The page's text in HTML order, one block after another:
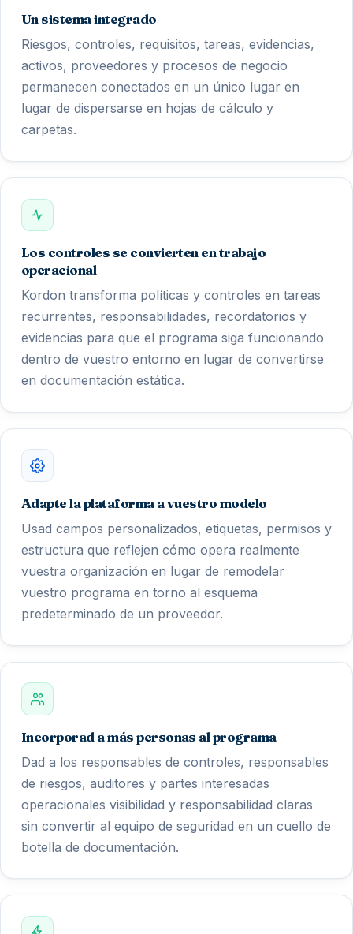
Un sistema integrado
Riesgos, controles, requisitos, tareas, evidencias,
activos, proveedores y procesos de negocio
permanecen conectados en un único lugar en
lugar de dispersarse en hojas de cálculo y
carpetas.
Los controles se convierten en trabajo
operacional
Kordon transforma políticas y controles en tareas
recurrentes, responsabilidades, recordatorios y
evidencias para que el programa siga funcionando
dentro de vuestro entorno en lugar de convertirse
en documentación estática.
Adapte la plataforma a vuestro modelo
Usad campos personalizados, etiquetas, permisos y
estructura que reflejen cómo opera realmente
vuestra organización en lugar de remodelar
vuestro programa en torno al esquema
predeterminado de un proveedor.
Incorporad a más personas al programa
Dad a los responsables de controles, responsables
de riesgos, auditores y partes interesadas
operacionales visibilidad y responsabilidad claras
sin convertir al equipo de seguridad en un cuello de
botella de documentación.